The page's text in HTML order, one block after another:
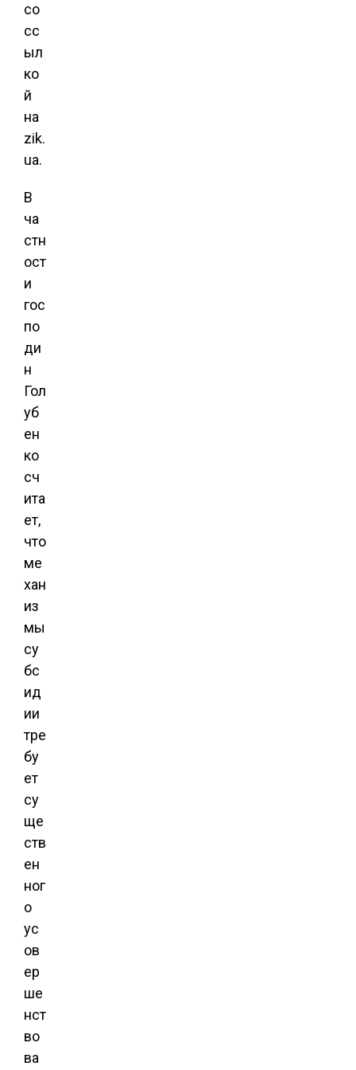
со
сс
ыл
ко
й
на
zik.
ua.
В
ча
стн
ост
и
гос
по
ди
н
Гол
уб
ен
ко
сч
ита
ет,
что
ме
хан
из
мы
су
бс
ид
ии
тре
бу
ет
су
ще
ств
ен
ног
о
ус
ов
ер
ше
нст
во
ва